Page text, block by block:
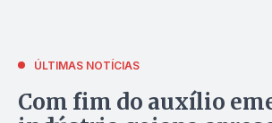
ÚLTIMAS NOTÍCIAS
Com fim do auxílio